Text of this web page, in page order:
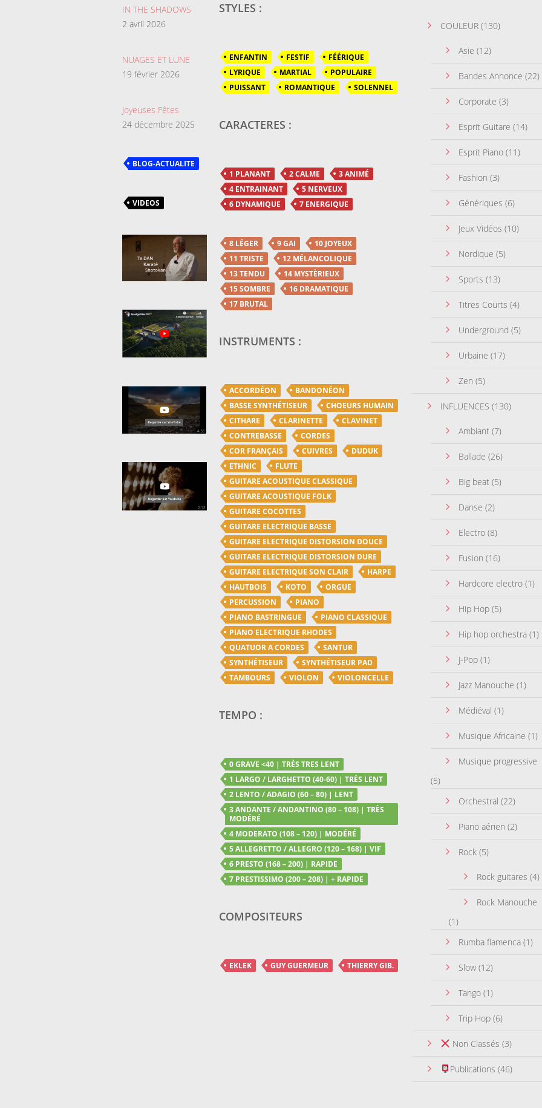
IN THE SHADOWS
2 avril 2026
NUAGES ET LUNE
19 février 2026
Joyeuses Fêtes
24 décembre 2025
BLOG-ACTUALITE
VIDEOS
STYLES :
ENFANTIN FESTIF
FÉÉRIQUE
LYRIQUE
MARTIAL
POPULAIRE
PUISSANT
ROMANTIQUE SOLENNEL
CARACTERES :
1 PLANANT 2 CALME
3 ANIMÉ
4 ENTRAINANT
5 NERVEUX
6 DYNAMIQUE
7 ENERGIQUE
8 LÉGER 9 GAI
10 JOYEUX
11 TRISTE
12 MÉLANCOLIQUE
13 TENDU
14 MYSTÈRIEUX
15 SOMBRE
16 DRAMATIQUE
17 BRUTAL
INSTRUMENTS :
ACCORDÉON
BANDONÉON
BASSE SYNTHÉTISEUR
CHOEURS HUMAIN
CITHARE
CLARINETTE
CLAVINET
CONTREBASSE
CORDES
COR FRANÇAIS
CUIVRES
DUDUK
ETHNIC
FLUTE
GUITARE ACOUSTIQUE CLASSIQUE
GUITARE ACOUSTIQUE FOLK
GUITARE COCOTTES
GUITARE ELECTRIQUE BASSE
GUITARE ELECTRIQUE DISTORSION DOUCE
GUITARE ELECTRIQUE DISTORSION DURE
GUITARE ELECTRIQUE SON CLAIR
HARPE
HAUTBOIS
KOTO
ORGUE
PERCUSSION
PIANO
PIANO BASTRINGUE
PIANO CLASSIQUE
PIANO ELECTRIQUE RHODES
QUATUOR A CORDES
SANTUR
SYNTHÉTISEUR
SYNTHÉTISEUR PAD
TAMBOURS
VIOLON VIOLONCELLE
TEMPO :
0 GRAVE <40 | TRÈS TRES LENT
1 LARGO / LARGHETTO (40-60) | TRÈS LENT
2 LENTO / ADAGIO (60 – 80) | LENT
3 ANDANTE / ANDANTINO (80 – 108) | TRÈS
MODÉRÉ
4 MODERATO (108 – 120) | MODÉRÉ
5 ALLEGRETTO / ALLEGRO (120 – 168) | VIF
6 PRESTO (168 – 200) | RAPIDE
7 PRESTISSIMO (200 – 208) | + RAPIDE
COMPOSITEURS
EKLEK GUY GUERMEUR THIERRY GIB.
COULEUR (130)
Asie (12)
Bandes Annonce (22)
Corporate (3)
Esprit Guitare (14)
Esprit Piano (11)
Fashion (3)
Génériques (6)
Jeux Vidéos (10)
Nordique (5)
Sports (13)
Titres Courts (4)
Underground (5)
Urbaine (17)
Zen (5)
INFLUENCES (130)
Ambiant (7)
Ballade (26)
Big beat (5)
Danse (2)
Electro (8)
Fusion (16)
Hardcore electro (1)
Hip Hop (5)
Hip hop orchestra (1)
J-Pop (1)
Jazz Manouche (1)
Médiéval (1)
Musique Africaine (1)
Musique progressive
(5)
Orchestral (22)
Piano aérien (2)
Rock (5)
Rock guitares (4)
Rock Manouche
(1)
Rumba flamenca (1)
Slow (12)
Tango (1)
Trip Hop (6)
Non Classés (3)
Publications (46)